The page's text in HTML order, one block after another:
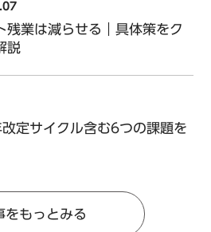
残業は減らせる｜具体策をク
説
定サイクル含む6つの課題を
をもっとみる